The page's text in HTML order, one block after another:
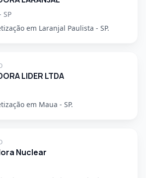
SP
em Laranjal Paulista - SP.
LIDER LTDA
em Maua - SP.
Nuclear